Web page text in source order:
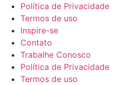
Política de Privacidade
Termos de uso
Inspire-se
Contato
Trabalhe Conosco
Política de Privacidade
Termos de uso